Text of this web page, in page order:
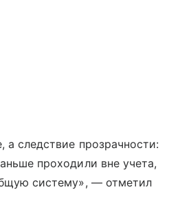
а следствие прозрачности:
проходили вне учета,
систему», — отметил